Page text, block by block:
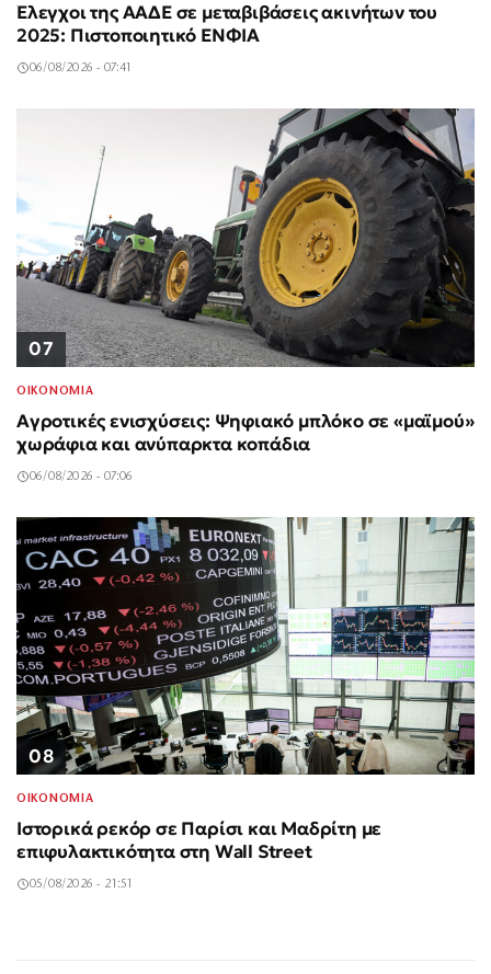
Έλεγχοι της ΑΑΔΕ σε μεταβιβάσεις ακινήτων του
2025: Πιστοποιητικό ΕΝΦΙΑ
06/08/2026 - 07:41
07
ΟΙΚΟΝΟΜΙΑ
Αγροτικές ενισχύσεις: Ψηφιακό μπλόκο σε «μαϊμού»
χωράφια και ανύπαρκτα κοπάδια
06/08/2026 - 07:06
08
ΟΙΚΟΝΟΜΙΑ
Ιστορικά ρεκόρ σε Παρίσι και Μαδρίτη με
επιφυλακτικότητα στη Wall Street
05/08/2026 - 21:51